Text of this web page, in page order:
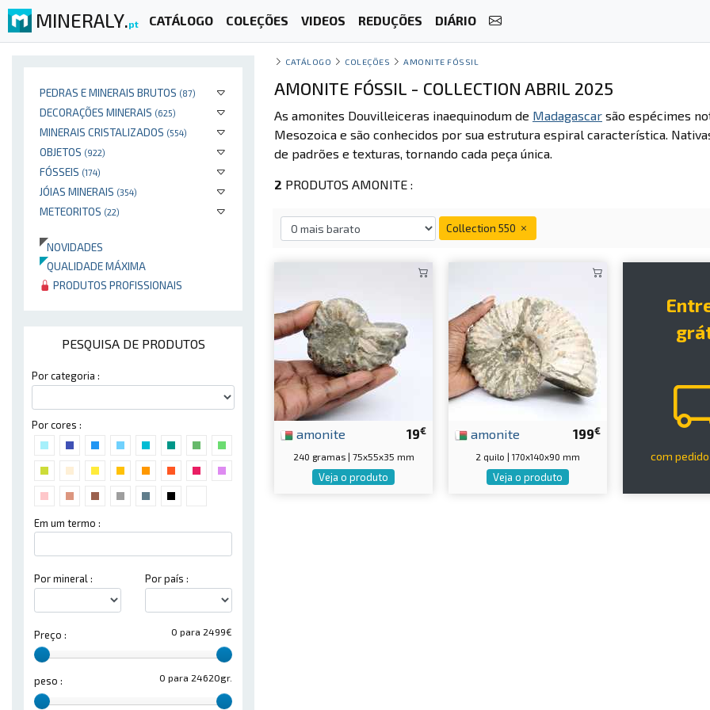
MINERALY.pt CATÁLOGO COLEÇÕES VIDEOS REDUÇÕES DIÁRIO
PEDRAS E MINERAIS BRUTOS (87)
DECORAÇÕES MINERAIS (625)
MINERAIS CRISTALIZADOS (554)
OBJETOS (922)
FÓSSEIS (174)
JÓIAS MINERAIS (354)
METEORITOS (22)
NOVIDADES
QUALIDADE MÁXIMA
PRODUTOS PROFISSIONAIS
PESQUISA DE PRODUTOS
Por categoria :
Por cores :
Em um termo :
Por mineral : Por país :
0 para 2499€
Preço :
0 para 24620gr.
peso :
CATÁLOGO COLEÇÕES AMONITE FÓSSIL
AMONITE FÓSSIL - COLLECTION ABRIL 2025
As amonites Douvilleiceras inaequinodum de Madagascar são espécimes
Mesozoica e são conhecidos por sua estrutura espiral característica.
de padrões e texturas, tornando cada peça única.
2 PRODUTOS AMONITE :
Collection 550
19€
amonite
240 gramas | 75x55x35 mm
Veja o produto
199€
amonite
2 quilo | 170x140x90 mm
Veja o produto
com